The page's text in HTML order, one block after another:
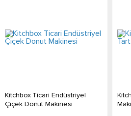
Kitchbox Ticari Endüstriyel
Çiçek Donut Makinesi